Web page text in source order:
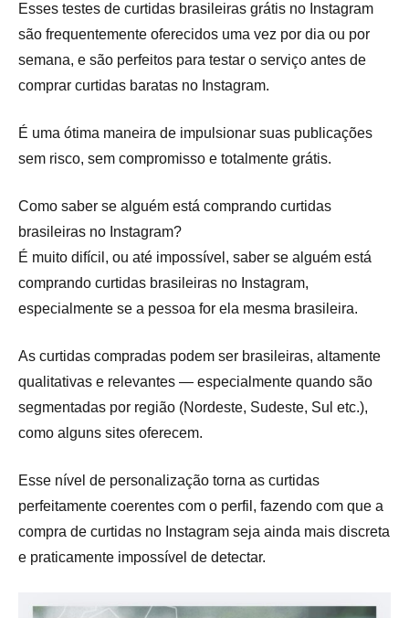
Esses testes de curtidas brasileiras grátis no Instagram
são frequentemente oferecidos uma vez por dia ou por
semana, e são perfeitos para testar o serviço antes de
comprar curtidas baratas no Instagram.
É uma ótima maneira de impulsionar suas publicações
sem risco, sem compromisso e totalmente grátis.
Como saber se alguém está comprando curtidas
brasileiras no Instagram?
É muito difícil, ou até impossível, saber se alguém está
comprando curtidas brasileiras no Instagram,
especialmente se a pessoa for ela mesma brasileira.
As curtidas compradas podem ser brasileiras, altamente
qualitativas e relevantes — especialmente quando são
segmentadas por região (Nordeste, Sudeste, Sul etc.),
como alguns sites oferecem.
Esse nível de personalização torna as curtidas
perfeitamente coerentes com o perfil, fazendo com que a
compra de curtidas no Instagram seja ainda mais discreta
e praticamente impossível de detectar.